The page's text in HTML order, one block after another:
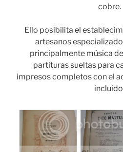
cobre.
Ello posibilita el
artesanos
principalmente música
partituras sueltas para
impresos completos con el